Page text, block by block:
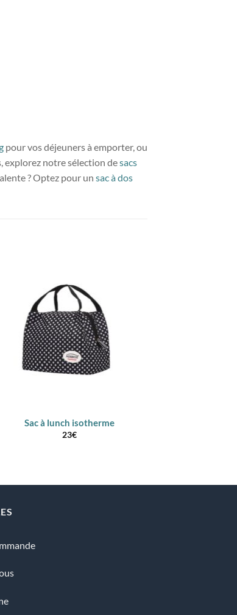
pour vos déjeuners à emporter, ou
explorez notre sélection desacs
? Optez pour un sac à dos
Sac à lunch isotherme
23€